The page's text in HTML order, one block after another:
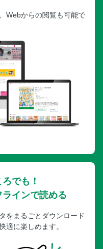
Webからの閲覧も可能で
でも！
インで読める
をまるごとダウンロード
適に楽しめます。